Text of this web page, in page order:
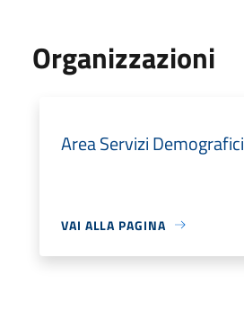
Organizzazioni
Area Servizi Demografici
VAI ALLA PAGINA